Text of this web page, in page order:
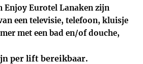
Enjoy Eurotel Lanaken zijn
een televisie, telefoon, kluisje
met een bad en/of douche,
per lift bereikbaar.